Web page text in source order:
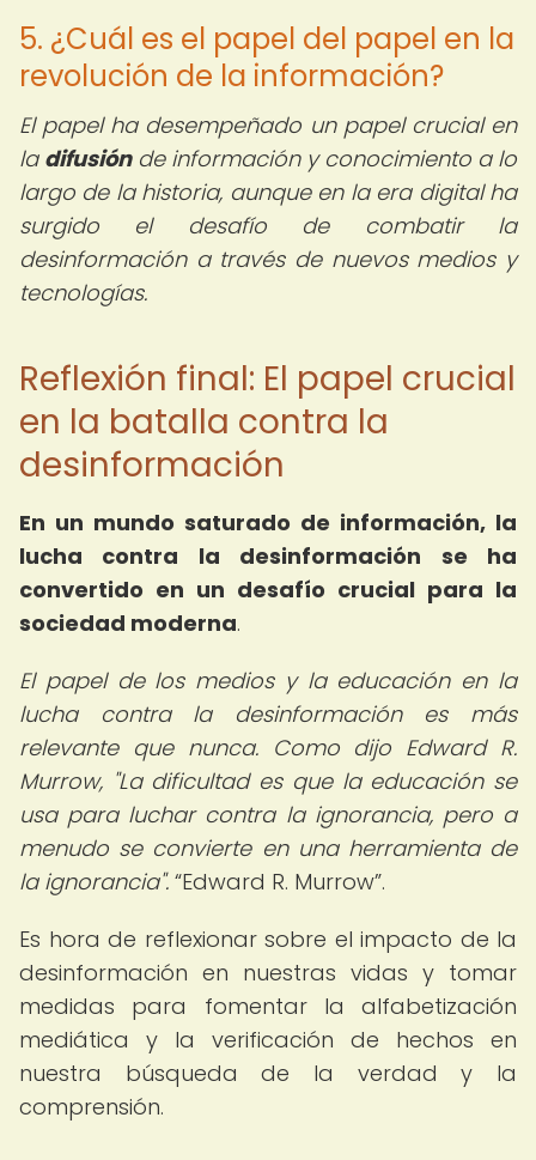
5. ¿Cuál es el papel del papel en la
revolución de la información?
El papel ha desempeñado un papel crucial en
la difusiónde información y conocimiento a lo
largo de la historia, aunque en la era digital ha
surgido el desafío de combatir la
desinformación a través de nuevos medios y
tecnologías.
Reflexión final: El papel crucial
en la batalla contra la
desinformación
En un mundo saturado de información, la
lucha contra la desinformación se ha
convertido en un desafío crucial para la
sociedad moderna.
El papel de los medios y la educación en la
lucha contra la desinformación es más
relevante que nunca. Como dijo Edward R.
Murrow, "La dificultad es que la educación se
usa para luchar contra la ignorancia, pero a
menudo se convierte en una herramienta de
la ignorancia". Edward R. Murrow .
Es hora de reflexionar sobre el impacto de la
desinformación en nuestras vidas y tomar
medidas para fomentar la alfabetización
mediática y la verificación de hechos en
nuestra búsqueda de la verdad y la
comprensión.